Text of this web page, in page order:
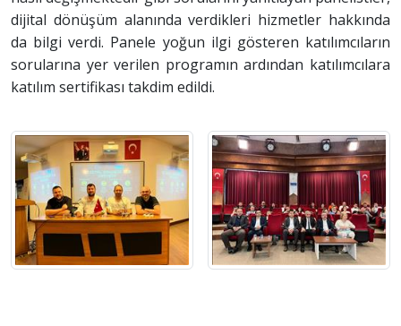
dijital dönüşüm alanında verdikleri hizmetler hakkında
da bilgi verdi. Panele yoğun ilgi gösteren katılımcıların
sorularına yer verilen programın ardından katılımcılara
katılım sertifikası takdim edildi.